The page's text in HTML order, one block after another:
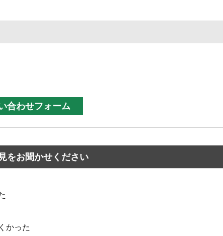
をお聞かせください
かった